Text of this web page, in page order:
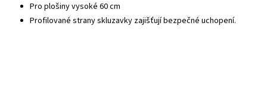
Pro plošiny vysoké 60 cm
Profilované strany skluzavky zajišťují bezpečné uchopení.